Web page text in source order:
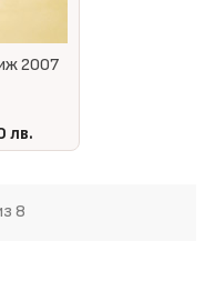
2007
лв.
8